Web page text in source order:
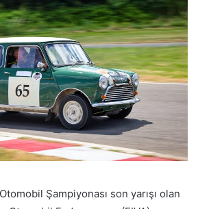
Şampiyonası son yarışı olan